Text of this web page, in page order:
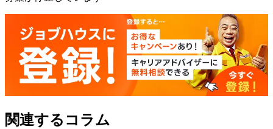
関連するコラム